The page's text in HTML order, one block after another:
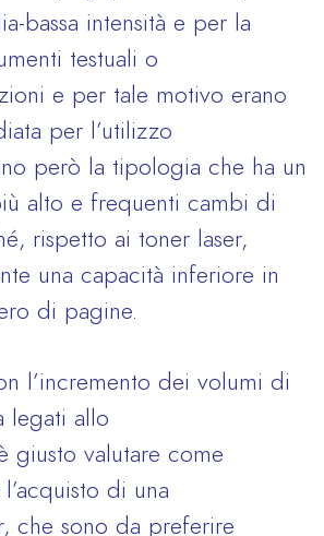
bassa intensità e per la
testuali o
e per tale motivo erano
per l’utilizzo
però la tipologia che ha un
alto e frequenti cambi di
rispetto ai toner laser,
una capacità inferiore in
di pagine.
l’incremento dei volumi di
legati allo
giusto valutare come
di una
che sono da preferire